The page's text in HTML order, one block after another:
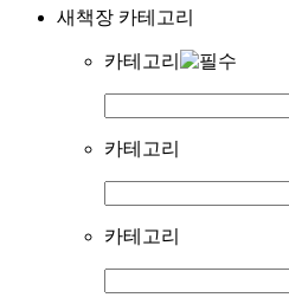
새책장 카테고리
카테고리
카테고리
카테고리